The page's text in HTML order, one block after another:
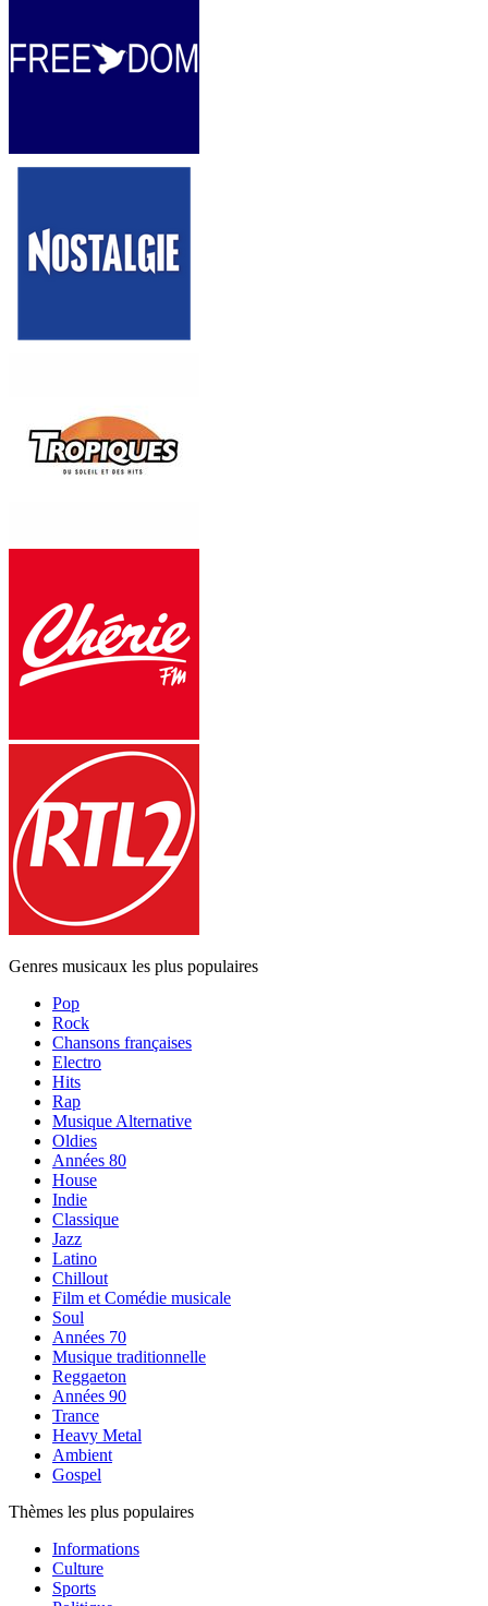
Genres musicaux les plus populaires
Pop
Rock
Chansons françaises
Electro
Hits
Rap
Musique Alternative
Oldies
Années 80
House
Indie
Classique
Jazz
Latino
Chillout
Film et Comédie musicale
Soul
Années 70
Musique traditionnelle
Reggaeton
Années 90
Trance
Heavy Metal
Ambient
Gospel
Thèmes les plus populaires
Informations
Culture
Sports